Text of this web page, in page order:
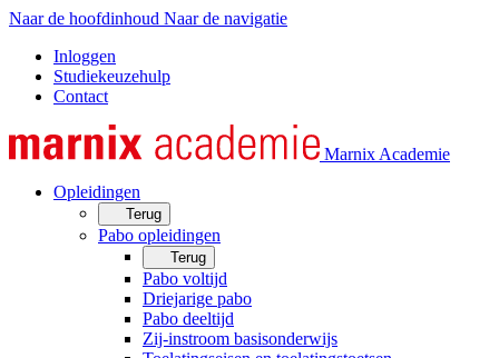
Naar de hoofdinhoud Naar de navigatie
Inloggen
Studiekeuzehulp
Contact
Marnix Academie
Opleidingen
Terug
Pabo opleidingen
Terug
Pabo voltijd
Driejarige pabo
Pabo deeltijd
Zij-instroom basisonderwijs